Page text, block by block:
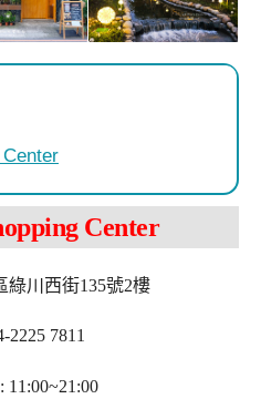
Center
綠川西街135號2樓
2225 7811
11:00~21:00